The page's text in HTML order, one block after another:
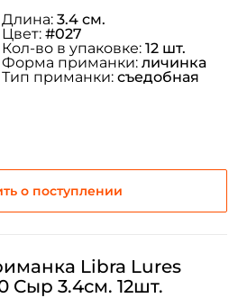
о поступлении
Длина: 3.4 см.
Цвет: #027
Кол-во в упаковке: 12 шт.
Форма приманки: личинка
Тип приманки: съедобная
Libra Lures
Сыр 3.4см. 12шт.